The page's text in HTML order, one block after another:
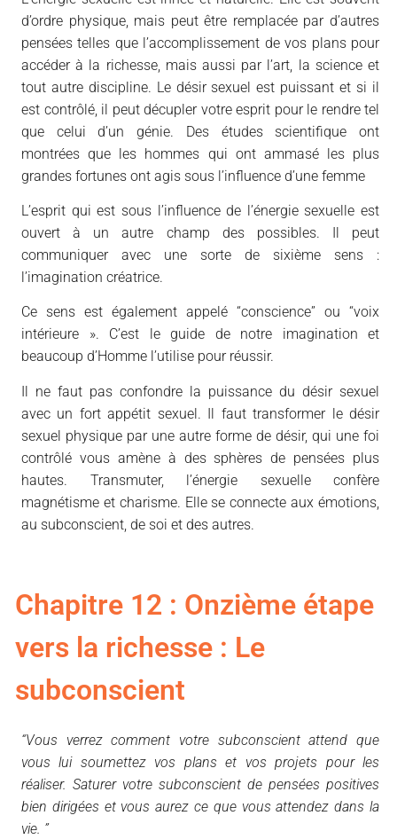
d’ordre physique, mais peut être remplacée par d’autres
pensées telles que l’accomplissement de vos plans pour
accéder à la richesse, mais aussi par l’art, la science et
tout autre discipline. Le désir sexuel est puissant et si il
est contrôlé, il peut décupler votre esprit pour le rendre tel
que celui d’un génie. Des études scientifique ont
montrées que les hommes qui ont ammasé les plus
grandes fortunes ont agis sous l’influence d’une femme
L’esprit qui est sous l’influence de l’énergie sexuelle est
ouvert à un autre champ des possibles. Il peut
communiquer avec une sorte de sixième sens :
l’imagination créatrice.
Ce sens est également appelé “conscience” ou “voix
intérieure ». C’est le guide de notre imagination et
beaucoup d’Homme l’utilise pour réussir.
Il ne faut pas confondre la puissance du désir sexuel
avec un fort appétit sexuel. Il faut transformer le désir
sexuel physique par une autre forme de désir, qui une foi
contrôlé vous amène à des sphères de pensées plus
hautes. Transmuter, l’énergie sexuelle confère
magnétisme et charisme. Elle se connecte aux émotions,
au subconscient, de soi et des autres.
Chapitre 12 : Onzième étape
vers la richesse : Le
subconscient
“Vous verrez comment votre subconscient attend que
vous lui soumettez vos plans et vos projets pour les
réaliser. Saturer votre subconscient de pensées positives
bien dirigées et vous aurez ce que vous attendez dans la
vie. ”